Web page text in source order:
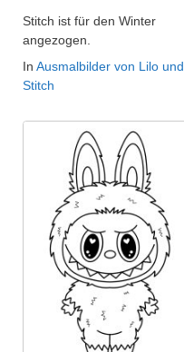
Stitch ist für den Winter
angezogen.
In Ausmalbilder von Lilo und
Stitch